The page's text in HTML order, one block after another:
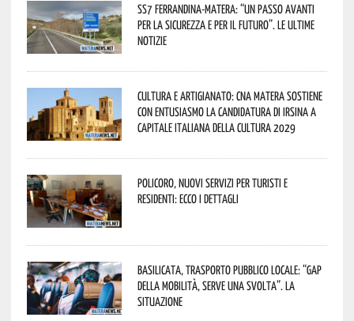
SS7 Ferrandina-Matera: “Un passo avanti
per la sicurezza e per il futuro”. Le ultime
notizie
Cultura e Artigianato: CNA Matera sostiene
con entusiasmo la candidatura di Irsina a
Capitale Italiana della Cultura 2029
Policoro, nuovi servizi per turisti e
residenti: ecco i dettagli
Basilicata, trasporto pubblico locale: “Gap
della mobilità, serve una svolta”. La
situazione